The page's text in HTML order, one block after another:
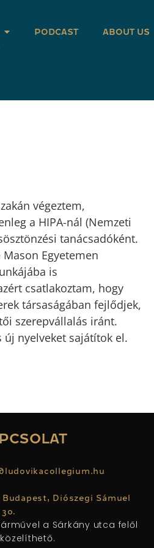
PODCAST
ABOUT US
végeztem,
a HIPA-nál (Nemzeti
tanácsadóként.
Egyetemen
is
csatlakoztam, hogy
társaságában fejlődjek,
szerepvállalás iránt.
új nyelveket sajátítok el.
Budapest, Diószegi Sámuel
a Sárkány utca felől